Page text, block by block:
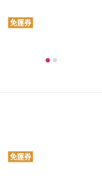
免運券
免運券